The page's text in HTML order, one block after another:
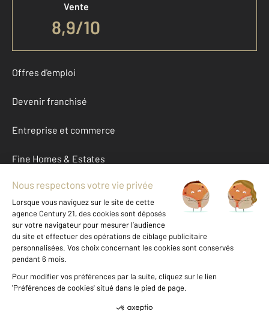
Vente
8,9/10
Offres d'emploi
Devenir franchisé
Entreprise et commerce
Fine Homes & Estates
À propos
International
Nous contacter